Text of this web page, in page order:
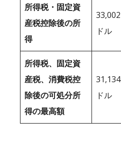
所得税・固定資
産税控除後の所
得
33,002
ドル
所得税、固定資
産税、消費税控
除後の可処分所
得の最高額
31,134
ドル